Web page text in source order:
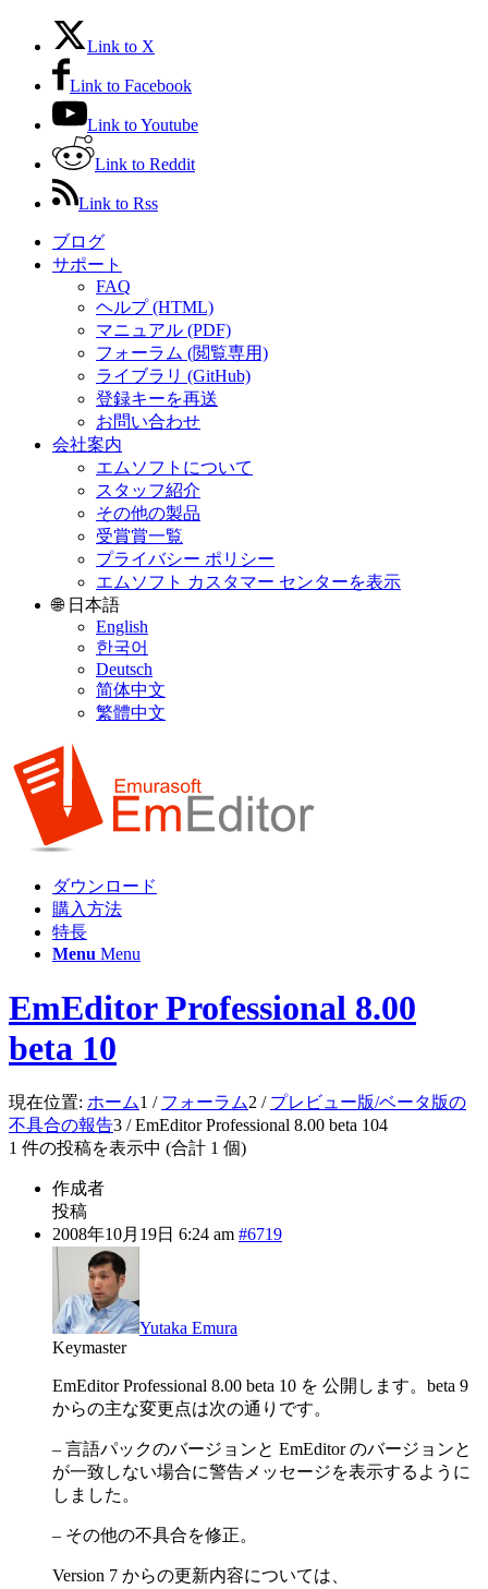
Link to X
Link to Facebook
Link to Youtube
Link to Reddit
Link to Rss
ブログ
サポート
FAQ
ヘルプ (HTML)
マニュアル (PDF)
フォーラム (閲覧専用)
ライブラリ (GitHub)
登録キーを再送
お問い合わせ
会社案内
エムソフトについて
スタッフ紹介
その他の製品
受賞賞一覧
プライバシー ポリシー
エムソフト カスタマー センターを表示
🌐 日本語
English
한국어
Deutsch
简体中文
繁體中文
ダウンロード
購入方法
特長
Menu Menu
EmEditor Professional 8.00
beta 10
現在位置: ホーム1 / フォーラム2 / プレビュー版/ベータ版の
不具合の報告3 / EmEditor Professional 8.00 beta 104
1 件の投稿を表示中 (合計 1 個)
作成者
投稿
2008年10月19日 6:24 am #6719
Yutaka Emura
Keymaster
EmEditor Professional 8.00 beta 10 を 公開します。beta 9
からの主な変更点は次の通りです。
– 言語パックのバージョンと EmEditor のバージョンと
が一致しない場合に警告メッセージを表示するように
しました。
– その他の不具合を修正。
Version 7 からの更新内容については、